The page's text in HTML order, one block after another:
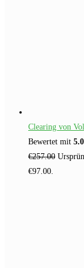
Clearing von
Bewertet mit
€257.00
€97.00.